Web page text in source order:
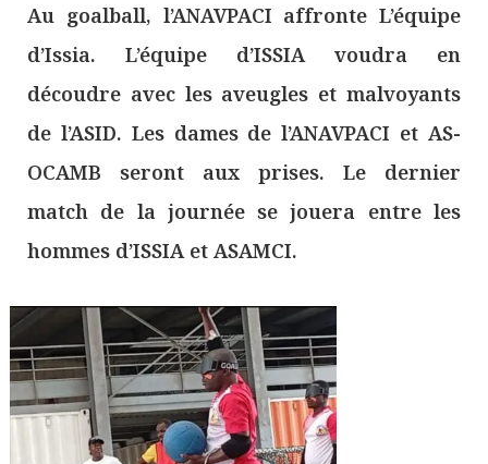
Au goalball, l’ANAVPACI affronte L’équipe
d’Issia. L’équipe d’ISSIA voudra en
découdre avec les aveugles et malvoyants
de l’ASID. Les dames de l’ANAVPACI et AS-
OCAMB seront aux prises. Le dernier
match de la journée se jouera entre les
hommes d’ISSIA et ASAMCI.